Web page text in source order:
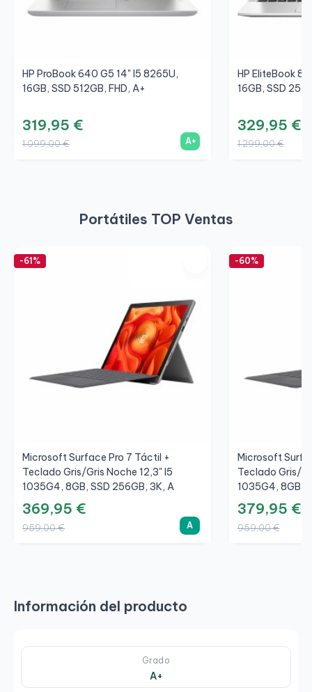
HP ProBook 640 G5 14" I5 8265U,
16GB, SSD 512GB, FHD, A+
319,95 €
1.099,00 € A+
HP EliteBook
16GB, SSD
329,95 €
1.299,00 €
Portátiles TOP Ventas
-61%
Microsoft Surface Pro 7 Táctil +
Teclado Gris/Gris Noche 12,3" I5
1035G4, 8GB, SSD 256GB, 3K, A
369,95 €
959,00 € A
-60%
Microsoft
Teclado Gris/
1035G4, 8GB,
379,95 €
959,00 €
Información del producto
Grado
A+